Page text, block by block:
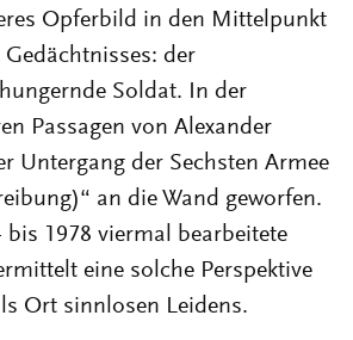
Opferbild in den Mittelpunkt
der
Soldat. In der
Passagen von Alexander
Untergang der Sechsten Armee
an die Wand geworfen.
bis 1978 viermal bearbeitete
eine solche Perspektive
Ort sinnlosen Leidens.